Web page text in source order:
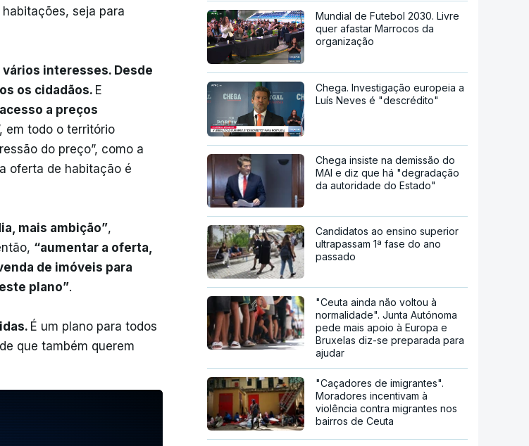
seja para
vários interesses. Desde
os cidadãos. E
a preços
em todo o território
do preço”, como a
oferta de habitação é
mais ambição”,
“aumentar a oferta,
de imóveis para
plano”.
É um plano para todos
que também querem
Mundial de Futebol 2030. Livre
quer afastar Marrocos da
organização
Chega. Investigação europeia a
Luís Neves é "descrédito"
Chega insiste na demissão do
MAI e diz que há "degradação
da autoridade do Estado"
Candidatos ao ensino superior
ultrapassam 1ª fase do ano
passado
"Ceuta ainda não voltou à
normalidade". Junta Autónoma
pede mais apoio à Europa e
Bruxelas diz-se preparada para
ajudar
"Caçadores de imigrantes".
Moradores incentivam à
violência contra migrantes nos
bairros de Ceuta